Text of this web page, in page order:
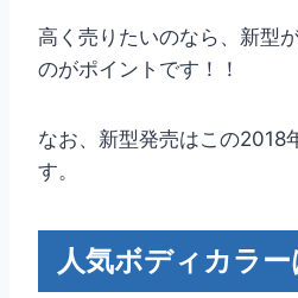
高く売りたいのなら、新型
のがポイントです！！
なお、新型発売はこの2018
す。
人気ボディカラ